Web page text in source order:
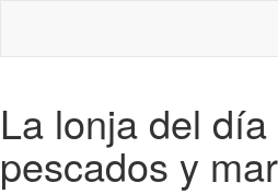
La lonja del día
pescados y